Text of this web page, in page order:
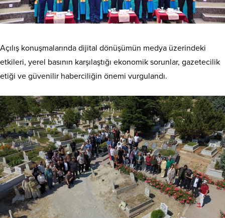
Açılış konuşmalarında dijital dönüşümün medya üzerindeki
etkileri, yerel basının karşılaştığı ekonomik sorunlar, gazetecilik
etiği ve güvenilir haberciliğin önemi vurgulandı.